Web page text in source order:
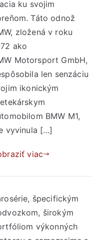
ku svojim
Táto odnož
zložená v roku
ako
Motorsport GmbH,
len senzáciu
ikonickým
BMW M1,
vyvinula […]
viac
špecifickým
širokým
výkonných